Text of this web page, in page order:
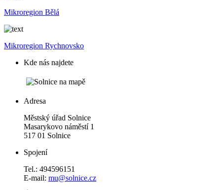
Mikroregion Bělá
Mikroregion Rychnovsko
Kde nás najdete
Adresa
Městský úřad Solnice
Masarykovo náměstí 1
517 01 Solnice
Spojení
Tel.: 494596151
E-mail: mu@solnice.cz